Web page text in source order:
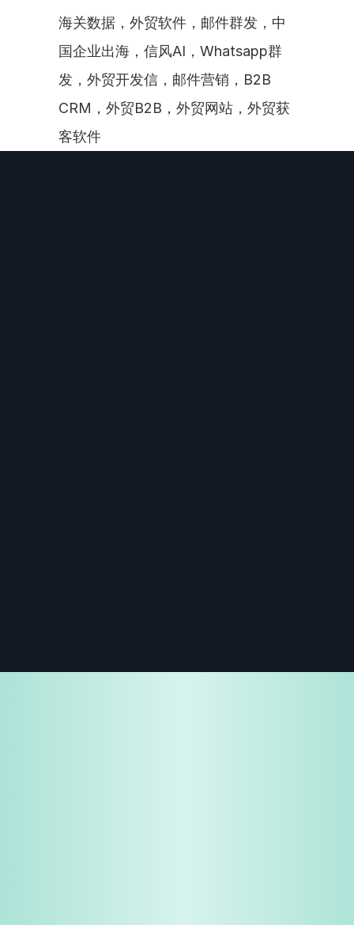
海关数据，外贸软件，邮件群发，中
国企业出海，信风AI，Whatsapp群
发，外贸开发信，邮件营销，B2B
CRM，外贸B2B，外贸网站，外贸获
客软件